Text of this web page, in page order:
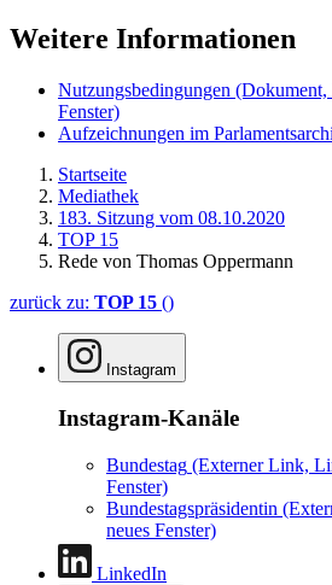
Weitere Informationen
Nutzungsbedingungen (Dokument,
Fenster)
Aufzeichnungen im
Startseite
Mediathek
183. Sitzung vom 08.10.2020
TOP 15
Rede von Thomas Oppermann
zurück zu: TOP 15 ()
Instagram
Instagram-Kanäle
Bundestag (Externer Link,
Fenster)
Bundestagspräsidentin
neues Fenster)
LinkedIn